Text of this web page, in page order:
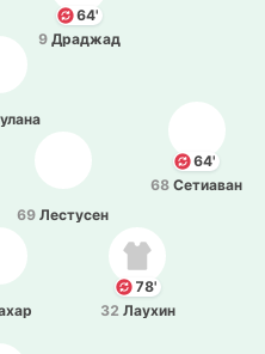
78'
32 Лаухин
64'
68 Се­тиа­ван
69 Ле­сту­сен
64'
9 Дра­джад